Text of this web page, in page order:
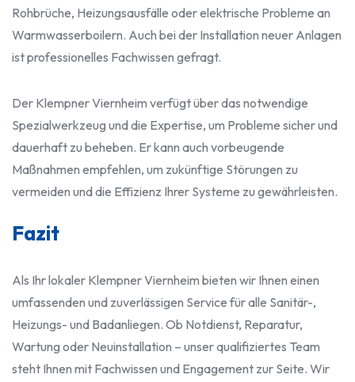
Rohbrüche, Heizungsausfälle oder elektrische Probleme an
Warmwasserboilern. Auch bei der Installation neuer Anlagen
ist professionelles Fachwissen gefragt.
Der Klempner Viernheim verfügt über das notwendige
Spezialwerkzeug und die Expertise, um Probleme sicher und
dauerhaft zu beheben. Er kann auch vorbeugende
Maßnahmen empfehlen, um zukünftige Störungen zu
vermeiden und die Effizienz Ihrer Systeme zu gewährleisten.
Fazit
Als Ihr lokaler Klempner Viernheim bieten wir Ihnen einen
umfassenden und zuverlässigen Service für alle Sanitär-,
Heizungs- und Badanliegen. Ob Notdienst, Reparatur,
Wartung oder Neuinstallation – unser qualifiziertes Team
steht Ihnen mit Fachwissen und Engagement zur Seite. Wir